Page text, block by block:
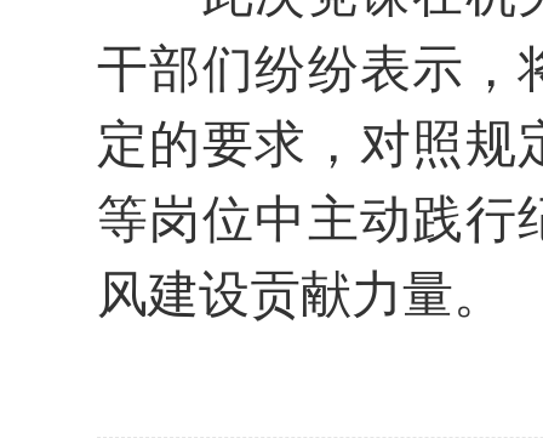
干部们纷纷表示，
定的要求，对照规
等岗位中主动践行
风建设贡献力量。